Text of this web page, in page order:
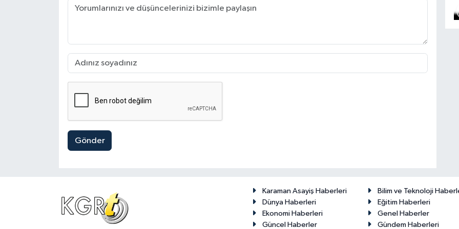
Gönder
Karaman Asayiş Haberleri
Bilim ve Teknoloji
Dünya Haberleri
Eğitim Haberleri
Ekonomi Haberleri
Genel Haberler
Güncel Haberler
Gündem Haberleri